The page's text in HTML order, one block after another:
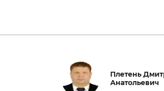
Плетень
Анатольевич